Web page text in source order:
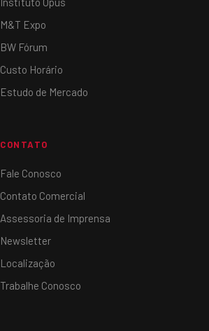
M&T Expo
BW Fórum
Custo Horário
Estudo de Mercado
CONTATO
Fale Conosco
Contato Comercial
Assessoria de Imprensa
Newsletter
Localização
Trabalhe Conosco